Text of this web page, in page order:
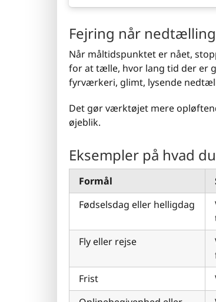
Fejring når
Når måltidspunktet er nået,
for at tælle, hvor lang tid der er
fyrværkeri, glimt, lysende
Det gør værktøjet mere
øjeblik.
Eksempler på hvad
Formål
Fødselsdag eller helligdag
Fly eller rejse
Frist